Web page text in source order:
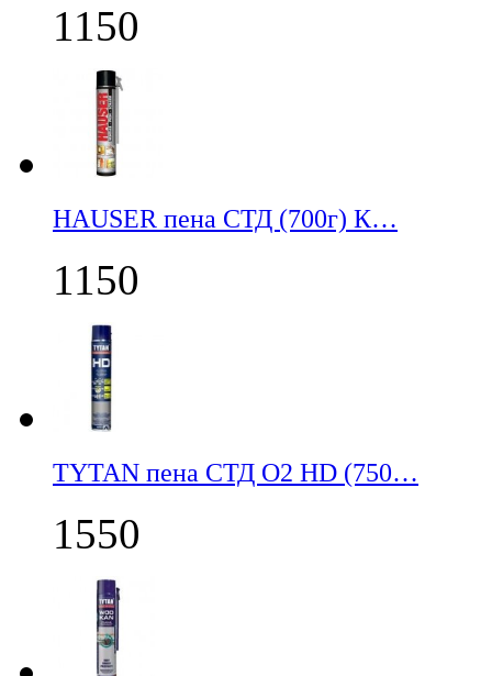
1150
НАUSER пена СТД (700г) К…
1150
TYTAN пена СТД О2 HD (750…
1550